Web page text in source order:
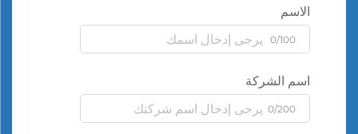
الاسم
0/100
اسم الشركة
0/200